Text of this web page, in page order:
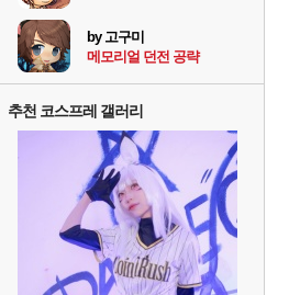
by 고구미
메모리얼 던전 공략
추천 코스프레 갤러리